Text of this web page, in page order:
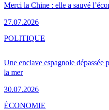
Merci la Chine : elle a sauvé
27.07.2026
Une enclave espagnole
la mer
30.07.2026
POLITIQUE
ÉCONOMIE